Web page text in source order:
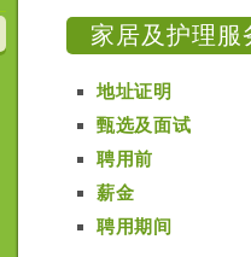
家居及护理服
地址证明
甄选及面试
聘用前
薪金
聘用期间